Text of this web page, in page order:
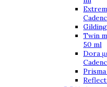
Gilding
Twin
50 ml
Dora